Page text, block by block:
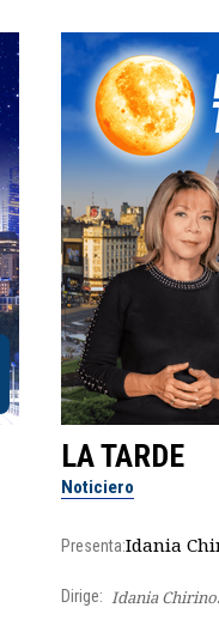
LA TARDE
Noticiero
Presenta:Idania
Dirige: Idania